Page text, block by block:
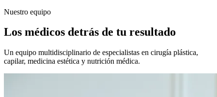
Nuestro equipo
Los médicos detrás de tu resultado
Un equipo multidisciplinario de especialistas en cirugía plástica,
capilar, medicina estética y nutrición médica.